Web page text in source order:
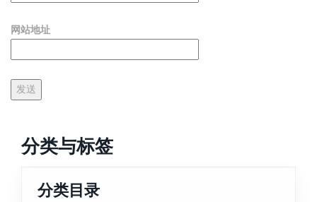
网站地址
分类与标签
分类目录